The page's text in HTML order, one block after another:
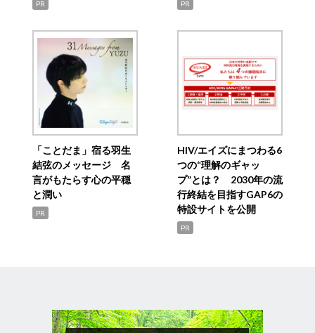
PR PR
「ことだま」宿る羽生
結弦のメッセージ 名
言がもたらす心の平穏
と潤い
PR
HIV/エイズにまつわる6
つの“理解のギャッ
プ”とは？ 2030年の流
行終結を目指すGAP6の
特設サイトを公開
PR